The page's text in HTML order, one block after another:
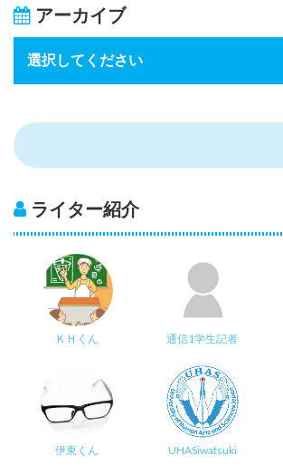
アーカイブ
ライター紹介
ＫＨくん 通信1学生記者
伊東くん UHASiwatsuki